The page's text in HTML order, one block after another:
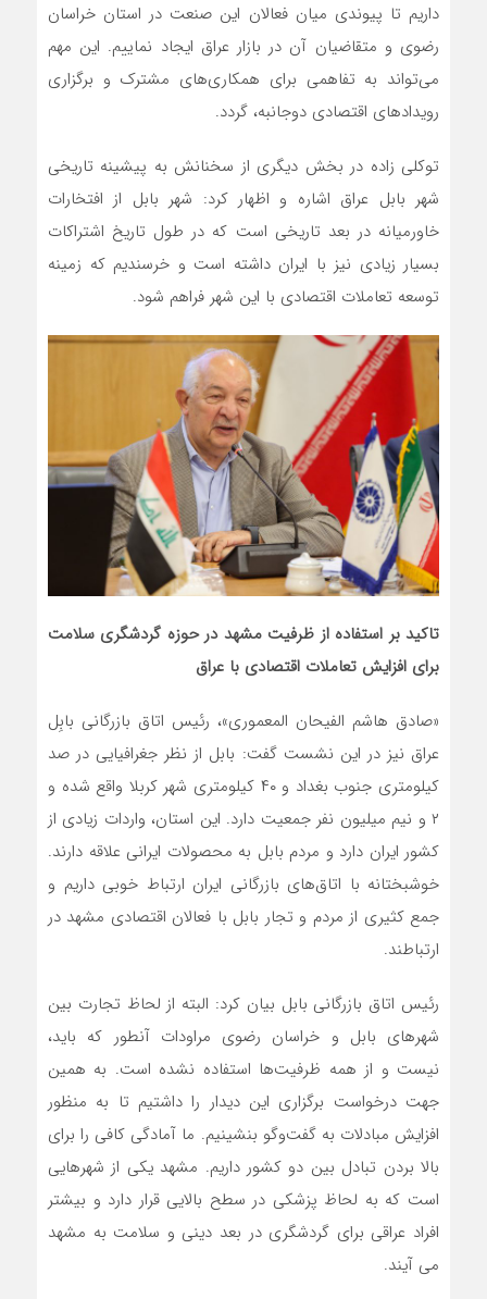
داریم تا پیوندی میان فعالان این صنعت در استان خراسان
رضوی و متقاضیان آن در بازار عراق ایجاد نماییم. این مهم
می‌تواند به تفاهمی برای همکاری‌های مشترک و برگزاری
رویدادهای اقتصادی دوجانبه، گردد.
توکلی زاده در بخش دیگری از سخنانش به پیشینه تاریخی
شهر بابل عراق اشاره و اظهار کرد: شهر بابل از افتخارات
خاورمیانه در بعد تاریخی است که در طول تاریخ اشتراکات
بسیار زیادی نیز با ایران داشته است و خرسندیم که زمینه
توسعه تعاملات اقتصادی با این شهر فراهم شود.
تاکید بر استفاده از ظرفیت‌ مشهد در حوزه گردشگری سلامت
برای افزایش تعاملات اقتصادی با عراق
«صادق هاشم الفیحان المعموری»، رئیس اتاق بازرگانی بابِل
عراق نیز در این نشست گفت: بابل از نظر جغرافیایی در صد
کیلومتری جنوب بغداد و ۴۰ کیلومتری شهر کربلا واقع شده و
۲ و نیم میلیون نفر جمعیت دارد. این استان، واردات زیادی از
کشور ایران دارد و مردم بابل به محصولات ایرانی علاقه دارند.
خوشبختانه با اتاق‌های بازرگانی ایران ارتباط خوبی داریم و
جمع کثیری از مردم و تجار بابل با فعالان اقتصادی مشهد در
ارتباطند.
رئیس اتاق بازرگانی بابل بیان کرد: البته از لحاظ تجارت بین
شهرهای بابل و خراسان رضوی مراودات آنطور که باید،
نیست و از همه ظرفیت‌ها استفاده نشده است. به همین
جهت درخواست برگزاری این دیدار را داشتیم تا به منظور
افزایش مبادلات به گفت‌وگو بنشینیم. ما آمادگی کافی را برای
بالا بردن تبادل بین دو کشور داریم. مشهد یکی از شهرهایی
است که به لحاظ پزشکی در سطح بالایی قرار دارد و بیشتر
افراد عراقی برای گردشگری در بعد دینی و سلامت به مشهد
می آیند.